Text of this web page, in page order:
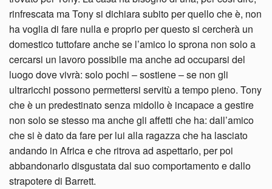
rinfrescata ma Tony si dichiara subito per quello che è, non
ha voglia di fare nulla e proprio per questo si cercherà un
domestico tuttofare anche se l’amico lo sprona non solo a
cercarsi un lavoro possibile ma anche ad occuparsi del
luogo dove vivrà: solo pochi – sostiene – se non gli
ultraricchi possono permettersi servitù a tempo pieno. Tony
che è un predestinato senza midollo è incapace a gestire
non solo se stesso ma anche gli affetti che ha: dall’amico
che si è dato da fare per lui alla ragazza che ha lasciato
andando in Africa e che ritrova ad aspettarlo, per poi
abbandonarlo disgustata dal suo comportamento e dallo
strapotere di Barrett.